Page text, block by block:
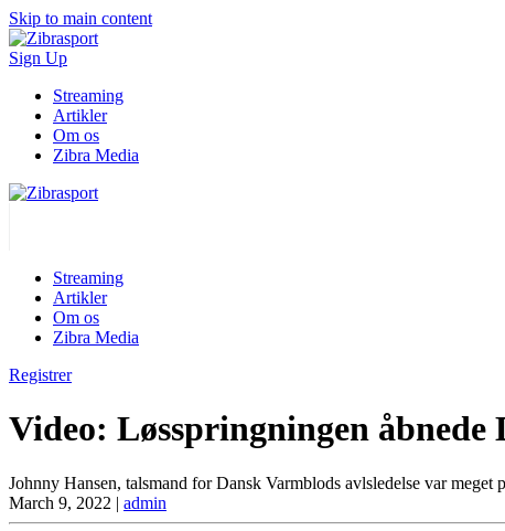
Skip to main content
Sign Up
Streaming
Artikler
Om os
Zibra Media
Streaming
Artikler
Om os
Zibra Media
Registrer
Video: Løsspringningen åbnede
Johnny Hansen, talsmand for Dansk Varmblods avlsledelse var
March 9, 2022 | admin